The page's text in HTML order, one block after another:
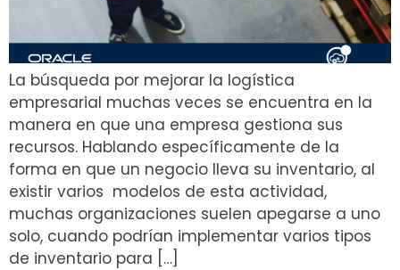
La búsqueda por mejorar la logística
empresarial muchas veces se encuentra en la
manera en que una empresa gestiona sus
recursos. Hablando específicamente de la
forma en que un negocio lleva su inventario, al
existir varios modelos de esta actividad,
muchas organizaciones suelen apegarse a uno
solo, cuando podrían implementar varios tipos
de inventario para […]